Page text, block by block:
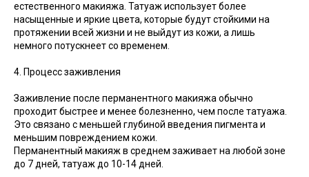
естественного макияжа. Татуаж использует более
насыщенные и яркие цвета, которые будут стойкими на
протяжении всей жизни и не выйдут из кожи, а лишь
немного потускнеет со временем.
4. Процесс заживления
Заживление после перманентного макияжа обычно
проходит быстрее и менее болезненно, чем после татуажа.
Это связано с меньшей глубиной введения пигмента и
меньшим повреждением кожи.
Перманентный макияж в среднем заживает на любой зоне
до 7 дней, татуаж до 10-14 дней.